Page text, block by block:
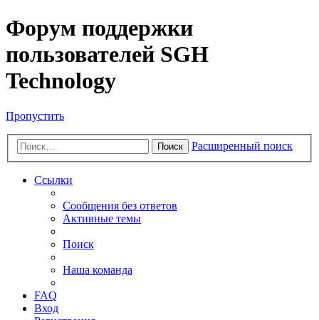
Форум поддержки
пользователей SGH
Technology
Пропустить
Поиск Расширенный поиск
Ссылки
Сообщения без ответов
Активные темы
Поиск
Наша команда
FAQ
Вход